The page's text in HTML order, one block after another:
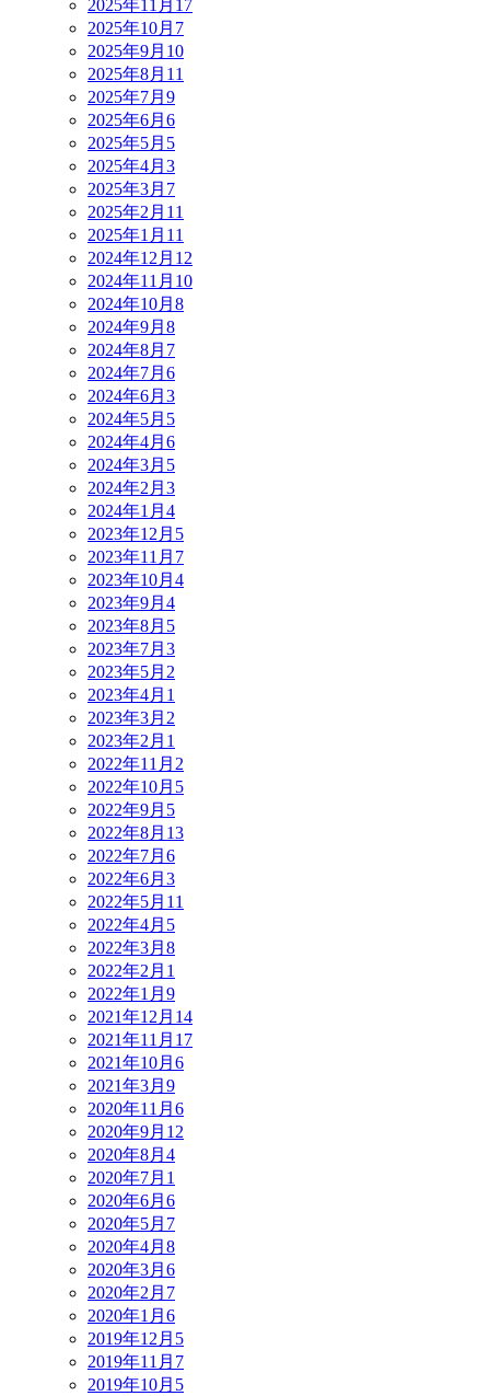
2025年11月 17
2025年10月 7
2025年9月 10
2025年8月 11
2025年7月 9
2025年6月 6
2025年5月 5
2025年4月 3
2025年3月 7
2025年2月 11
2025年1月 11
2024年12月 12
2024年11月 10
2024年10月 8
2024年9月 8
2024年8月 7
2024年7月 6
2024年6月 3
2024年5月 5
2024年4月 6
2024年3月 5
2024年2月 3
2024年1月 4
2023年12月 5
2023年11月 7
2023年10月 4
2023年9月 4
2023年8月 5
2023年7月 3
2023年5月 2
2023年4月 1
2023年3月 2
2023年2月 1
2022年11月 2
2022年10月 5
2022年9月 5
2022年8月 13
2022年7月 6
2022年6月 3
2022年5月 11
2022年4月 5
2022年3月 8
2022年2月 1
2022年1月 9
2021年12月 14
2021年11月 17
2021年10月 6
2021年3月 9
2020年11月 6
2020年9月 12
2020年8月 4
2020年7月 1
2020年6月 6
2020年5月 7
2020年4月 8
2020年3月 6
2020年2月 7
2020年1月 6
2019年12月 5
2019年11月 7
2019年10月 5